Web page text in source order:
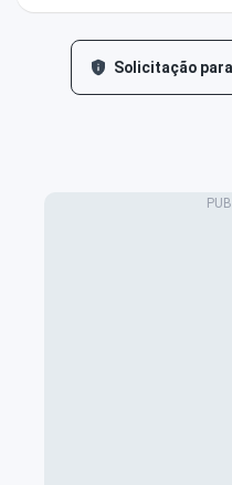
Solicitação